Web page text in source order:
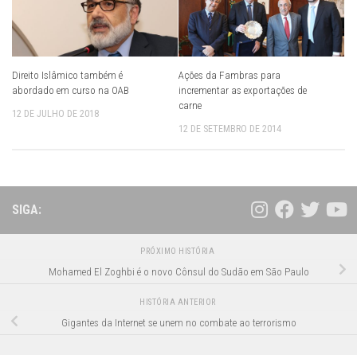
Direito Islâmico também é
abordado em curso na OAB
12 DE JULHO DE 2018
Ações da Fambras para
incrementar as exportações de
carne
12 DE SETEMBRO DE 2014
SIGA:
PRÓXIMO HISTÓRIA
Mohamed El Zoghbi é o novo Cônsul do Sudão em São Paulo
HISTÓRIA ANTERIOR
Gigantes da Internet se unem no combate ao terrorismo